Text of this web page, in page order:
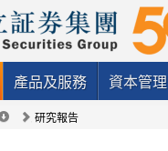
產品及服務 資本管理
研究報告